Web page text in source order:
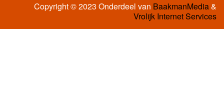
Copyright © 2023 Onderdeel van BaakmanMedia&
Vrolijk Internet Services